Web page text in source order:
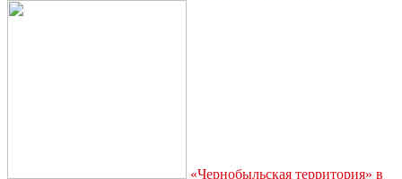
«Чернобыльская территория» в